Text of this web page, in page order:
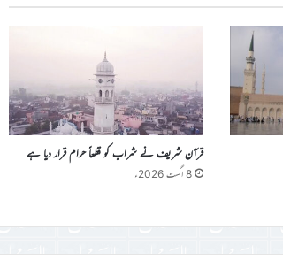
قرآن شریف نے شراب کو قطعاً حرام قرار دیا ہے
8 اگست 2026ء